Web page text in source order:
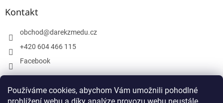
Používáme cookies, abychom Vám umožnili pohodlné
Kontakt
obchod@darekzmedu.cz
+420 604 466 115
Facebook
Facebook